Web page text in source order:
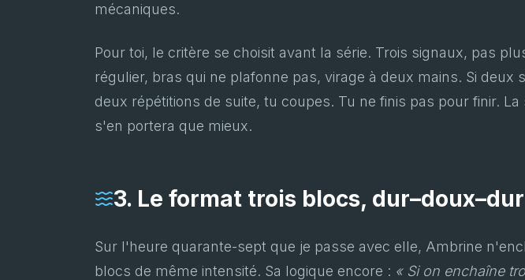
mécaniques.
Pour toi, le critère se choisit avant la série. Trois signaux, pas
régulier, bras qui ne plafonne pas, virage à deux mains. Si deux
deux répétitions de suite, tu coupes. Tu ne finis pas pour finir.
s'en portera que mieux.
3. Le format trois blocs, dur–doux–dur
Sur l'heure quarante-sept que je passe avec elle, Ambrine
blocs de même intensité. Sa logique encore : « Si on enchaîne